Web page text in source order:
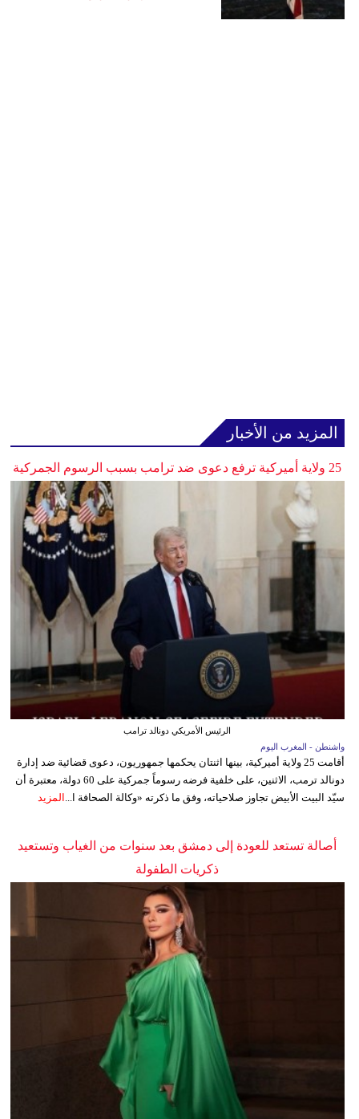
المزيد من الأخبار
25 ولاية أميركية ترفع دعوى ضد ترامب بسبب الرسوم الجمركية
الرئيس الأمريكي دونالد ترامب
واشنطن - المغرب اليوم
أقامت 25 ولاية أميركية، بينها اثنتان يحكمها جمهوريون، دعوى قضائية ضد إدارة
دونالد ترمب، الاثنين، على خلفية فرضه رسوماً جمركية على 60 دولة، معتبرة أن
سيّد البيت الأبيض تجاوز صلاحياته، وفق ما ذكرته «وكالة الصحافة ا... المزيد
أصالة تستعد للعودة إلى دمشق بعد سنوات من الغياب وتستعيد
ذكريات الطفولة